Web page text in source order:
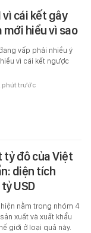
vì cái kết gây
hiểu vì sao
vấp phải nhiều ý
vì cái kết ngược
phút trước
tỷ đô của Việt
diện tích
USD
nằm trong nhóm 4
xuất và xuất khẩu
giới ở loại quả này.